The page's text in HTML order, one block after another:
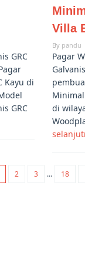
GRC
Kayu di
GRC
Villa
By pandu
Pagar
di
2 3 … 18